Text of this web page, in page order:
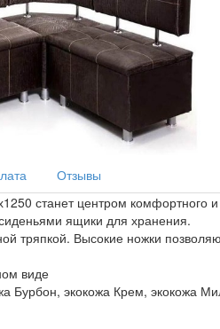
Отзывы
станет центром комфортного
ящики для хранения.
тряпкой. Высокие ножки
виде
Бурбон, экокожа Крем, экокожа